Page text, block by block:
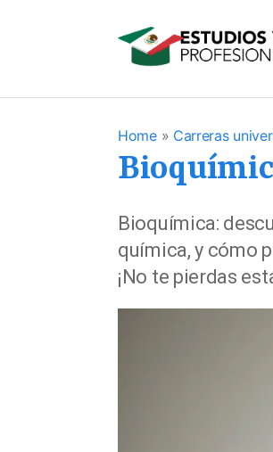
Home» Carreras
Bioquímica:
química, y cómo
¡No te pierdas